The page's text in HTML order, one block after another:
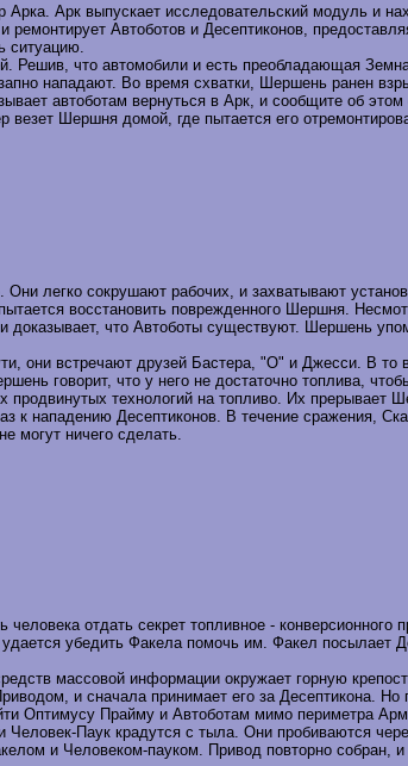
Арк выпускает исследовательский модуль и
Автоботов и Десептиконов,
ситуацию.
Решив, что автомобили и есть преобладающая
нападают. Во время схватки, Шершень ранен
автоботам вернуться в Арк, и сообщите об
Шершня домой, где пытается его
легко сокрушают рабочих, и захватывают
восстановить поврежденного Шершня.
что Автоботы существуют. Шершень
встречают друзей Бастера, "O" и Джесси. В то
говорит, что у него не достаточно топлива,
технологий на топливо. Их
к нападению Десептиконов. В течение сражения,
могут ничего сделать.
отдать секрет топливное -
убедить Факела помочь им. Факел посылает
массовой информации окружает горную
и сначала принимает его за Десептикона.
Оптимусу Прайму и Автоботам мимо периметра
Паук крадутся с тыла. Они пробиваются
и Человеком-пауком. Привод повторно собран,